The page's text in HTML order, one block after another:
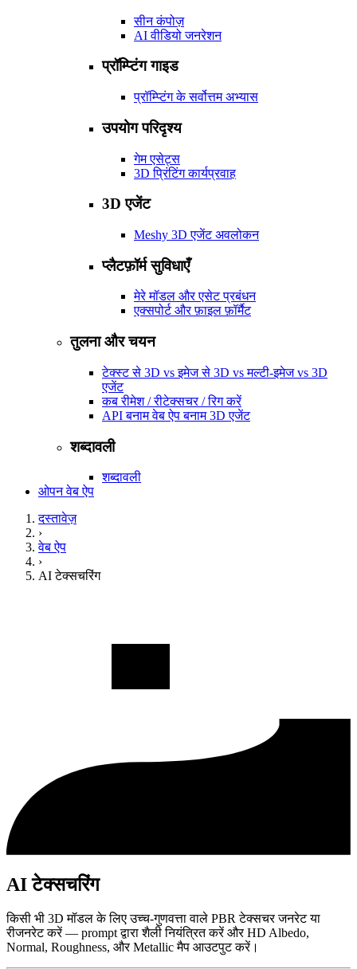
सीन कंपोज़
AI वीडियो जनरेशन
प्रॉम्प्टिंग गाइड
प्रॉम्प्टिंग के सर्वोत्तम अभ्यास
उपयोग परिदृश्य
गेम एसेट्स
3D प्रिंटिंग कार्यप्रवाह
3D एजेंट
Meshy 3D एजेंट अवलोकन
प्लैटफ़ॉर्म सुविधाएँ
मेरे मॉडल और एसेट प्रबंधन
एक्सपोर्ट और फ़ाइल फ़ॉर्मैट
तुलना और चयन
टेक्स्ट से 3D vs इमेज से 3D vs मल्टी-इमेज vs 3D
एजेंट
कब रीमेश / रीटेक्सचर / रिग करें
API बनाम वेब ऐप बनाम 3D एजेंट
शब्दावली
शब्दावली
ओपन वेब ऐप
दस्तावेज़
›
वेब ऐप
›
AI टेक्सचरिंग
AI टेक्सचरिंग
किसी भी 3D मॉडल के लिए उच्च-गुणवत्ता वाले PBR टेक्सचर जनरेट या
रीजनरेट करें — prompt द्वारा शैली नियंत्रित करें और HD Albedo,
Normal, Roughness, और Metallic मैप आउटपुट करें।